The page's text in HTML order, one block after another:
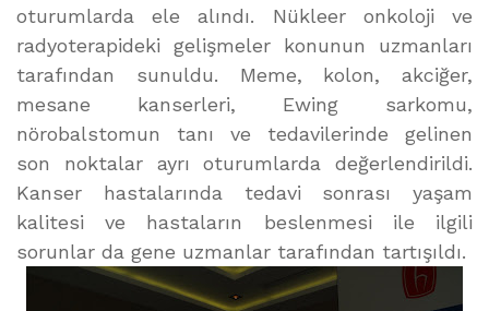
oturumlarda ele alındı. Nükleer onkoloji ve
radyoterapideki gelişmeler konunun uzmanları
tarafından sunuldu. Meme, kolon, akciğer,
mesane kanserleri, Ewing sarkomu,
nörobalstomun tanı ve tedavilerinde gelinen
son noktalar ayrı oturumlarda değerlendirildi.
Kanser hastalarında tedavi sonrası yaşam
kalitesi ve hastaların beslenmesi ile ilgili
sorunlar da gene uzmanlar tarafından tartışıldı.